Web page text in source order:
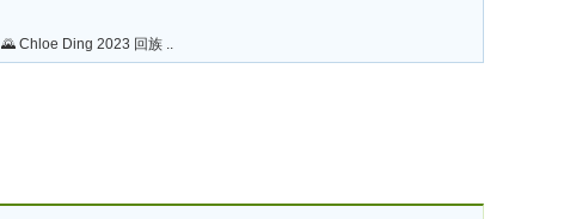
🌄 Chloe Ding 2023 回族 ..